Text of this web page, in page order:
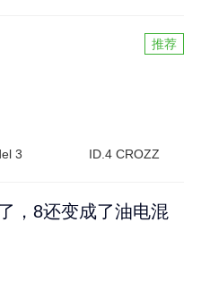
推荐
3 ID.4 CROZZ
，8还变成了油电混